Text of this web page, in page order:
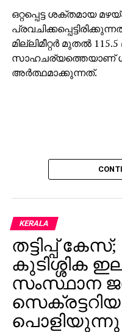
ഒറ്റപ്പെട്ട ശക്തമായ
മില്ലിമീറ്റര്‍ മുതല്‍ 115.5
സാഹചര്യത്തെയാണ്
അര്‍ത്ഥമാക്കുന്നത്.
KERALA
തട്ടിപ്പ്
കുടിശ്ശിക
സംസ്ഥാന
പൊളിയുന്നു